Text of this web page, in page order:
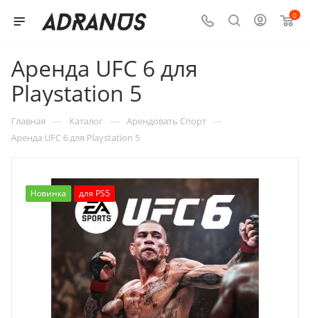
0
Аренда UFC 6 для
Playstation 5
Главная — Каталог — Арендовать Спорт —
Аренда UFC 6 для Playstation 5
Новинка для PS5